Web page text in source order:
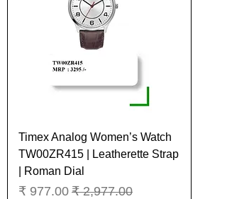
Timex Analog Women’s Watch
TW00ZR415 | Leatherette Strap
| Roman Dial
سعر عادي سعر البيع